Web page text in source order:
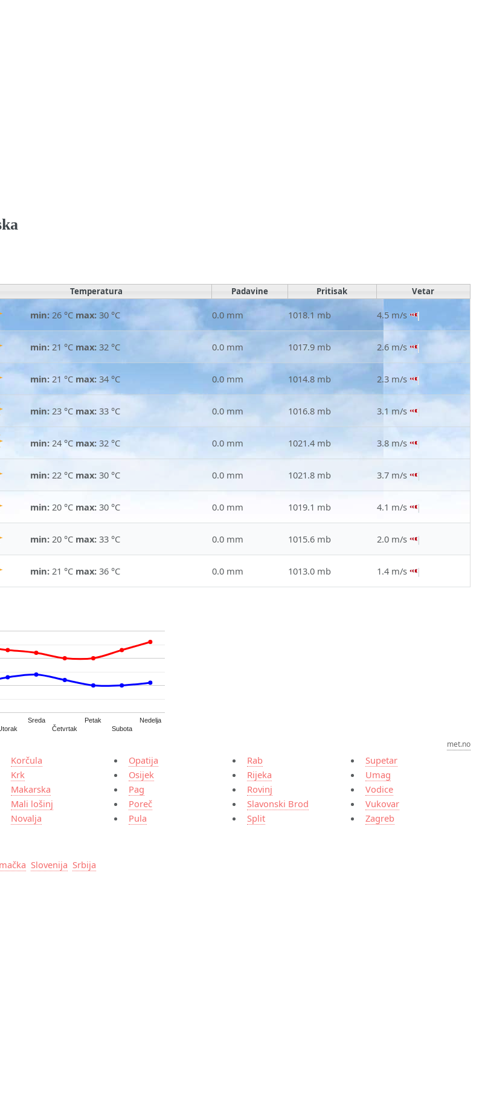
Temperatura Padavine Pritisak Vetar
min: 26 °C max: 30 °C 0.0 mm 1018.1 mb 4.5 m/s
min: 21 °C max: 32 °C 0.0 mm 1017.9 mb 2.6 m/s
min: 21 °C max: 34 °C 0.0 mm 1014.8 mb 2.3 m/s
min: 23 °C max: 33 °C 0.0 mm 1016.8 mb 3.1 m/s
min: 24 °C max: 32 °C 0.0 mm 1021.4 mb 3.8 m/s
min: 22 °C max: 30 °C 0.0 mm 1021.8 mb 3.7 m/s
min: 20 °C max: 30 °C 0.0 mm 1019.1 mb 4.1 m/s
min: 20 °C max: 33 °C 0.0 mm 1015.6 mb 2.0 m/s
min: 21 °C max: 36 °C 0.0 mm 1013.0 mb 1.4 m/s
Sreda
Četvrtak
Petak
Subota
Nedelja
met.no
Korčula
Krk
Makarska
Mali lošinj
Novalja
Opatija
Osijek
Pag
Poreč
Pula
Rab
Rijeka
Rovinj
Slavonski Brod
Split
Supetar
Umag
Vodice
Vukovar
Zagreb
Slovenija Srbija